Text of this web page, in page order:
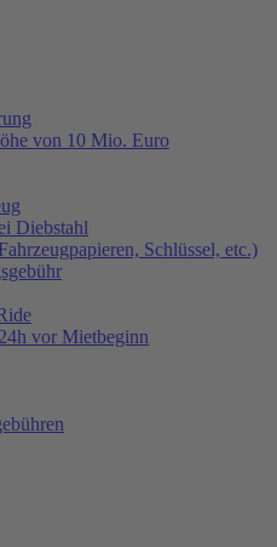
von 10 Mio. Euro
Diebstahl
Schlüssel, etc.)
vor Mietbeginn